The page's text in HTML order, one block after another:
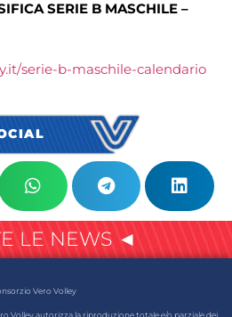
SERIE B MASCHILE –
serie-b-maschile-calendario
LE NEWS ◄
Vero Volley
Volley autorizza la riproduzione totale e/o parziale dei